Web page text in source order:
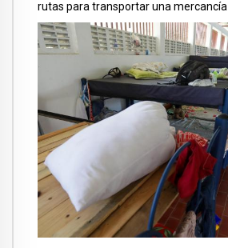
rutas para transportar una mercancía